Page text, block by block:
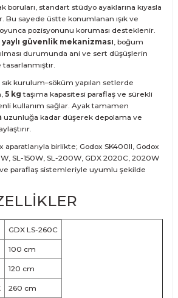
boruları, standart stüdyo ayaklarına kıyasla
Bu sayede üstte konumlanan ışık ve
pozisyonunu koruması desteklenir.
yaylı güvenlik mekanizması, boğum
durumunda ani ve sert düşüşlerin
sık kurulum–söküm yapılan setlerde
5 kg taşıma kapasitesi paraflaş ve sürekli
kullanım sağlar. Ayak tamamen
uzunluğa kadar düşerek depolama ve
aparatlarıyla birlikte; Godox SK400II, Godox
SL-150W, SL-200W, GDX 2020C, 2020W
ve paraflaş sistemleriyle uyumlu şekilde
GDX LS-260C
100 cm
120 cm
260 cm